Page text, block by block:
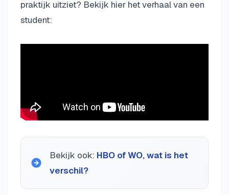
praktijk uitziet? Bekijk hier het verhaal van een
student:
Bekijk ook: HBO of WO, wat is het
verschil?